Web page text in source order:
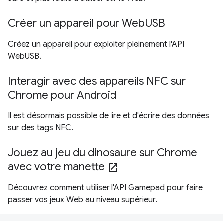
Créer un appareil pour WebUSB
Créez un appareil pour exploiter pleinement l'API
WebUSB.
Interagir avec des appareils NFC sur
Chrome pour Android
Il est désormais possible de lire et d'écrire des données
sur des tags NFC.
Jouez au jeu du dinosaure sur Chrome
avec votre manette open_in_new
Découvrez comment utiliser l'API Gamepad pour faire
passer vos jeux Web au niveau supérieur.